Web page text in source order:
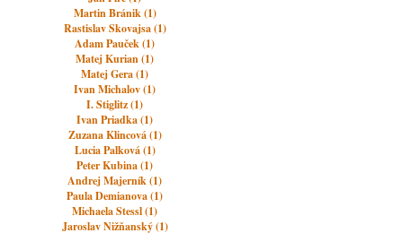
Martin Bránik (1)
Rastislav Skovajsa (1)
Adam Pauček (1)
Matej Kurian (1)
Matej Gera (1)
Ivan Michalov (1)
I. Stiglitz (1)
Ivan Priadka (1)
Zuzana Klincová (1)
Lucia Palková (1)
Peter Kubina (1)
Andrej Majerník (1)
Paula Demianova (1)
Michaela Stessl (1)
Jaroslav Nižňanský (1)